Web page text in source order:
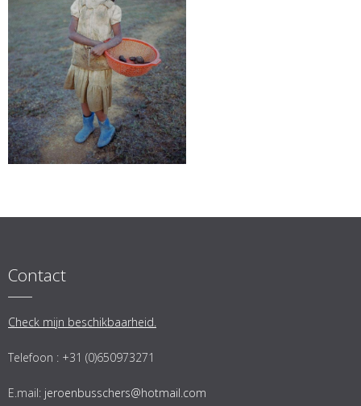
Contact
Check mijn beschikbaarheid.
Telefoon : +31 (0)650973271
E.mail: jeroenbusschers@hotmail.com